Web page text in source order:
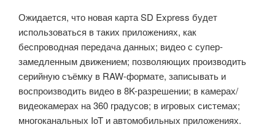
Ожидается, что новая карта SD Express будет
использоваться в таких приложениях, как
беспроводная передача данных; видео с супер-
замедленным движением; позволяющих производить
серийную съёмку в RAW-формате, записывать и
воспроизводить видео в 8K-разрешении; в камерах/
видеокамерах на 360 градусов; в игровых системах;
многоканальных IoT и автомобильных приложениях.